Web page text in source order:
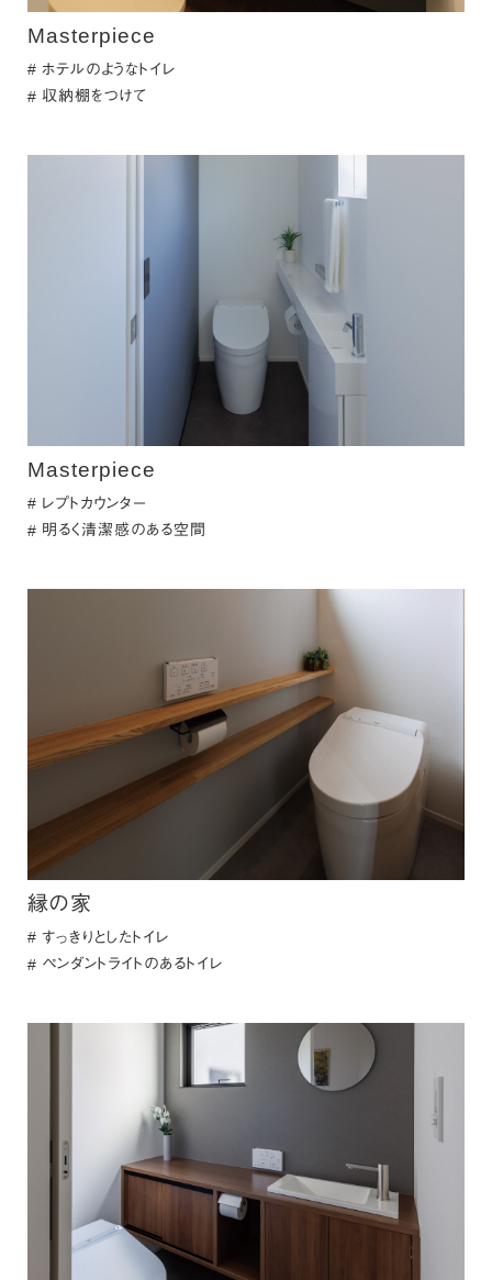
Masterpiece
ホテルのようなトイレ
収納棚をつけて
Masterpiece
レプトカウンター
明るく清潔感のある空間
縁の家
すっきりとしたトイレ
ペンダントライトのあるトイレ